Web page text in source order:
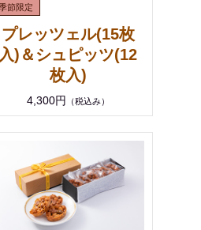
プレッツェル(15枚
入)＆シュピッツ(12
枚入)
4,300円 （税込み）